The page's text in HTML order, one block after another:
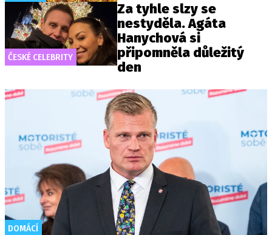
ČESKÉ CELEBRITY
Za tyhle slzy se
nestyděla. Agáta
Hanychová si
připomněla důležitý
den
DOMÁCÍ